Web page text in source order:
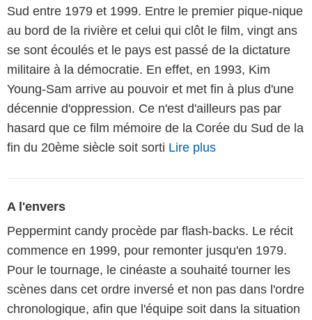
Sud entre 1979 et 1999. Entre le premier pique-nique
au bord de la rivière et celui qui clôt le film, vingt ans
se sont écoulés et le pays est passé de la dictature
militaire à la démocratie. En effet, en 1993, Kim
Young-Sam arrive au pouvoir et met fin à plus d'une
décennie d'oppression. Ce n'est d'ailleurs pas par
hasard que ce film mémoire de la Corée du Sud de la
fin du 20ème siècle soit sorti Lire plus
A l'envers
Peppermint candy procède par flash-backs. Le récit
commence en 1999, pour remonter jusqu'en 1979.
Pour le tournage, le cinéaste a souhaité tourner les
scènes dans cet ordre inversé et non pas dans l'ordre
chronologique, afin que l'équipe soit dans la situation